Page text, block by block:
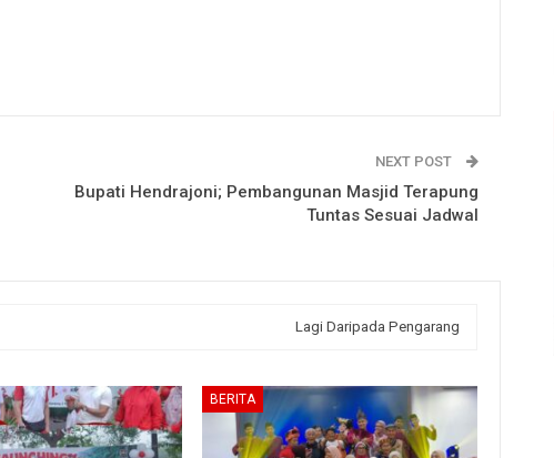
NEXT POST
Bupati Hendrajoni; Pembangunan Masjid Terapung
Tuntas Sesuai Jadwal
Lagi Daripada Pengarang
BERITA